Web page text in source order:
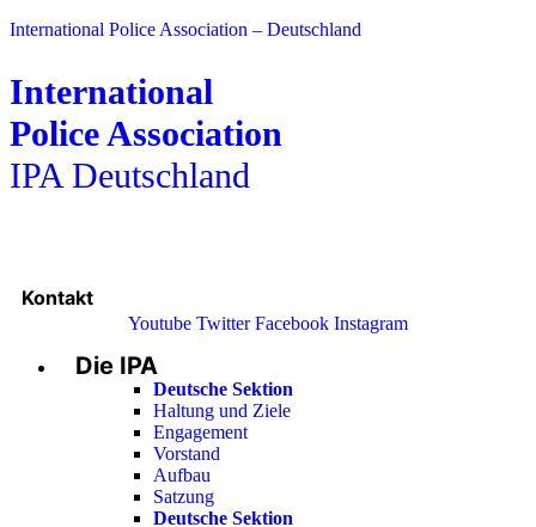
International Police Association – Deutschland
International
Police Association
IPA Deutschland
Kontakt
Youtube Twitter Facebook Instagram
Menu
Die IPA
Deutsche Sektion
Haltung und Ziele
Engagement
Vorstand
Aufbau
Satzung
Deutsche Sektion